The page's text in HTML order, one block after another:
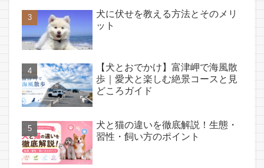
犬に伏せを教える方法とそのメリ
ット
【犬とおでかけ】富津岬で海風散
歩｜愛犬と楽しむ絶景コースと見
どころガイド
犬と猫の違いを徹底解説！生態・
習性・飼い方のポイント